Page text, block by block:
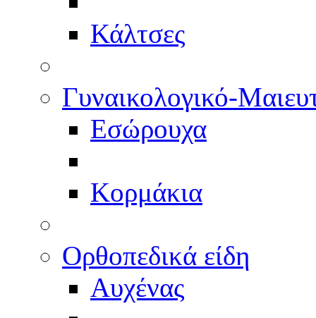
Κάλτσες
Γυναικολογικό-
Εσώρουχα
Κορμάκια
Ορθοπεδικά είδη
Αυχένας